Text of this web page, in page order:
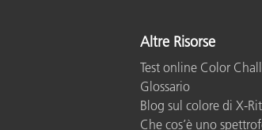
Altre Risorse
Test online Color
Glossario
Blog sul colore di X-
Che cos’è uno